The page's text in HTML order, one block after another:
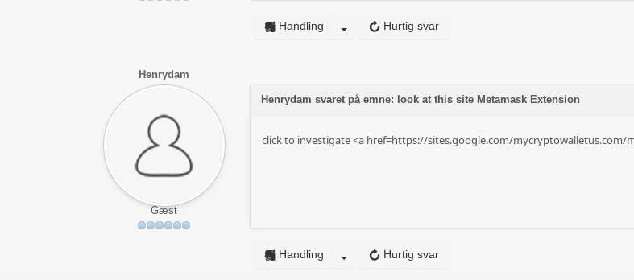
Hurtig svar
Handling
Henrydam
Gæst
Henrydam svaret på emne: look at this site Metamask Extension
click to investigate <a href=https://sites.google.com/mycryptowalletus.com/
Hurtig svar
Handling